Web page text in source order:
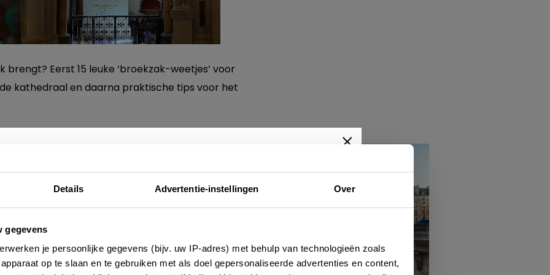
Details Advertentie-instellingen Over
gegevens
je persoonlijke gegevens (bijv. uw IP-adres) met behulp van technologieën zoals
op te slaan en te gebruiken met als doel gepersonaliseerde advertenties en content,
Eerst 15 leuke ‘broekzak-weetjes’ voor
kathedraal en daarna praktische tips voor het
bezoek aan de
kathedraal
Nieuwsbrief
adressen en inspirerende tips voor Frankrijk? Meld je dan
aan voor onze 2-wekelijkse nieuwsbrief. Zo gedaan!